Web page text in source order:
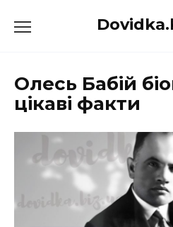
до
Олесь Бабій
цікаві факти